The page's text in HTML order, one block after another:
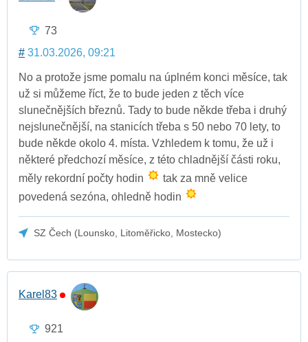
73
# 31.03.2026, 09:21
No a protože jsme pomalu na úplném konci měsíce, tak
už si můžeme říct, že to bude jeden z těch více
slunečnějších březnů. Tady to bude někde třeba i druhý
nejslunečnější, na stanicích třeba s 50 nebo 70 lety, to
bude někde okolo 4. místa. Vzhledem k tomu, že už i
některé předchozí měsíce, z této chladnější části roku,
měly rekordní počty hodin
tak za mně velice
povedená sezóna, ohledně hodin
SZ Čech (Lounsko, Litoměřicko, Mostecko)
Karel83
921